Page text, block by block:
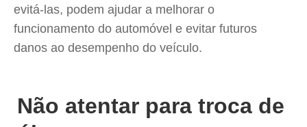
evitá-las, podem ajudar a melhorar o
funcionamento do automóvel e evitar futuros
danos ao desempenho do veículo.
Não atentar para troca de